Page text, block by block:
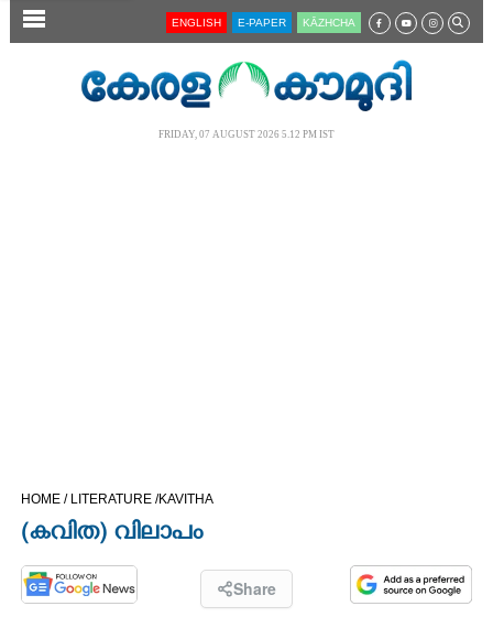
SECTIONS
OPINION
ENGLISH E-PAPER KĀZHCHA
FRIDAY, 07 AUGUST 2026 5.12 PM IST
HOME / LITERATURE /KAVITHA
(കവിത) വിലാപം
Share